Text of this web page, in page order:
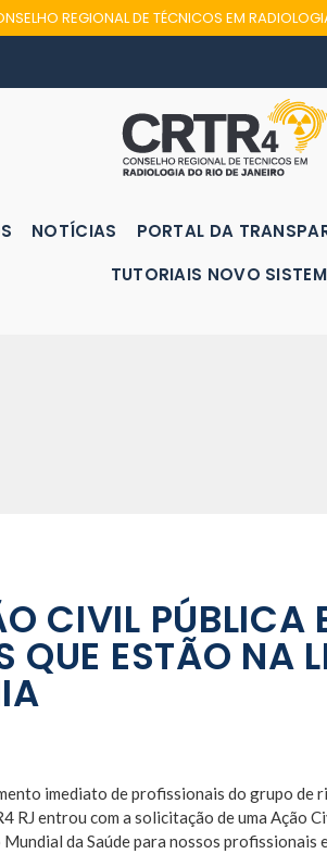
REGIONAL DE TÉCNICOS EM
NOTÍCIAS PORTAL DA
TUTORIAIS NOVO
CIVIL PÚBLICA
QUE ESTÃO NA
imediato de profissionais do grupo de
RJ entrou com a solicitação de uma
da Saúde para nossos